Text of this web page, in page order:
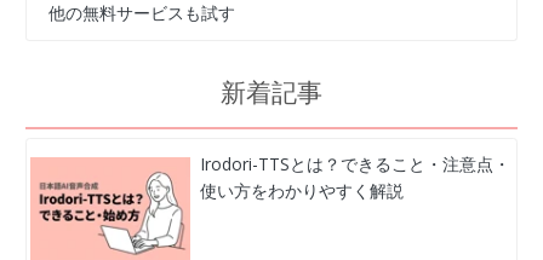
他の無料サービスも試す
新着記事
Irodori-TTSとは？できること・注意点・
使い方をわかりやすく解説